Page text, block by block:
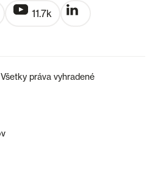
11.7k
práva vyhradené